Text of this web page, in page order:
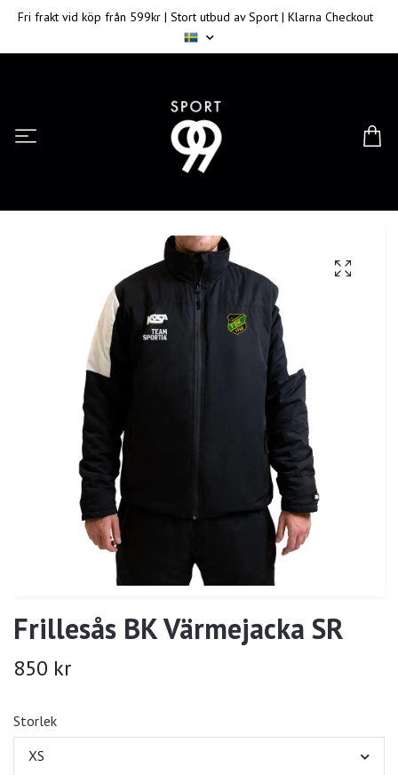
Fri frakt vid köp från 599kr | Stort utbud av Sport | Klarna Checkout
Frillesås BK Värmejacka SR
850 kr
Storlek
XS